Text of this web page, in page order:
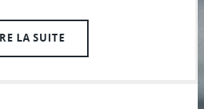
LA SUITE